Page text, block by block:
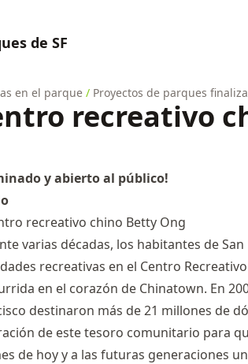
de SF
en el parque / Proyectos de parques
recreativo
y abierto al público!
varias décadas, los habitantes de
recreativas en el Centro
en el corazón de Chinatown. En
destinaron más de 21 millones de
de este tesoro comunitario para
de hoy y a las futuras generaciones